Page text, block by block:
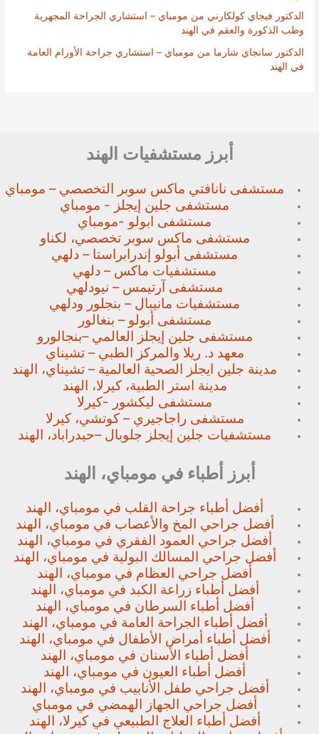
الدكتور فيجاي كولكارني من مومباي – استشاري الجراحة المجهرية
وطب الذكورة والعقم في الهند
الدكتور سانجاي شارما من مومباي – استشاري جراحة الأورام العامة
في الهند
أبرز مستشفيات الهند
مستشفى نانافتي ماكس سوبر التخصصي – مومباي
مستشفى جلين إيجلز - مومباي
مستشفى ابولو -مومباي
مستشفى ماكس سوبر تخصصي، لكناو
مستشفى أبولو إندرابراستا – دلهي
مستشفيات ماكس – دلهي
مستشفى آرتيمس – نيودلهي
مستشفيات مانيبال – بنجلور ودلهي
مستشفى أبولو – بنغالور
مستشفى جلين إيجلز العالمي –بنجالورو
معهد د. ريلا والمركز الطبي – تشيناي
مدينة جلين ايجلز الصحية العالمية – تشيناي، الهند
مدينة استر الطبية، كيرلا، الهند
مستشفى ليكشور -كيرلا
مستشفى راجاجيري – كوتشي، كيرلا
مستشفيات جلين إيجلز جلوبال –حيدراباد، الهند
أبرز أطباء في مومباي، الهند
أفضل أطباء جراحة القلب في مومباي، الهند
أفضل جراحي المخ والأعصاب في مومباي، الهند
أفضل جراحي العمود الفقري في مومباي، الهند
أفضل جراحي المسالك البولية في مومباي، الهند
أفضل جراحي العظام في مومباي، الهند
أفضل أطباء زراعة الكبد في مومباي، الهند
أفضل أطباء السرطان في مومباي، الهند
أفضل أطباء الجراحة العامة في مومباي، الهند
أفضل أطباء أمراض الأطفال في مومباي، الهند
أفضل أطباء الأسنان في مومباي، الهند
أفضل أطباء العيون في مومباي، الهند
أفضل جراحي طفل الأنابيب في مومباي، الهند
أفضل جراحي الجهاز الهمضي في مومباي
أفضل أطباء العلاج الطبيعي في كيرلا، الهند